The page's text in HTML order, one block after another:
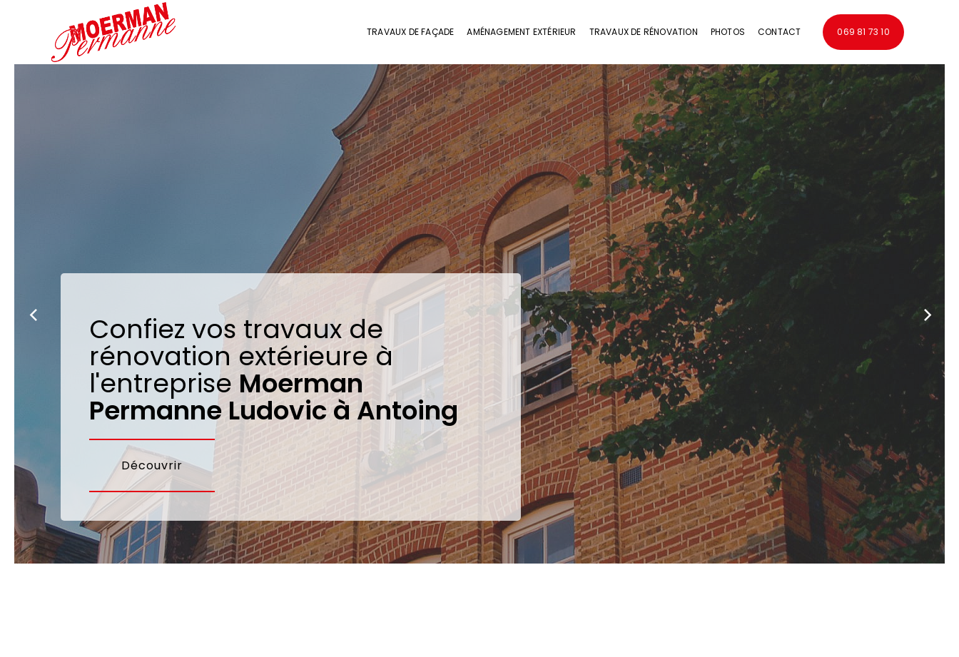
TRAVAUX DE FAÇADE AMÉNAGEMENT EXTÉRIEUR TRAVAUX DE RÉNOVATION PHOTOS CONTACT 069 81 73 10
Confiez vos travaux de
rénovation extérieure à
l'entreprise Moerman
Permanne Ludovic à Antoing
Découvrir